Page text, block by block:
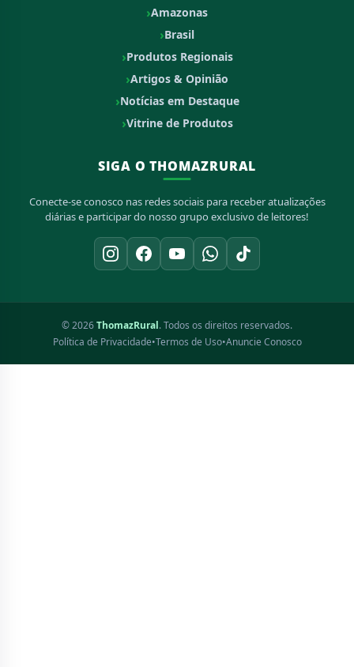
Amazonas
Brasil
Produtos Regionais
Artigos & Opinião
Notícias em Destaque
Vitrine de Produtos
SIGA O THOMAZRURAL
Conecte-se conosco nas redes sociais para receber atualizações
diárias e participar do nosso grupo exclusivo de leitores!
© 2026ThomazRural. Todos os direitos reservados.
Política de Privacidade•Termos de Uso•Anuncie Conosco